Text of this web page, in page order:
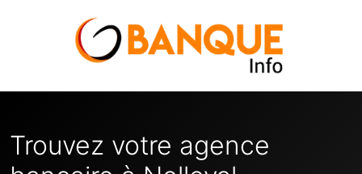
Trouvez votre agence